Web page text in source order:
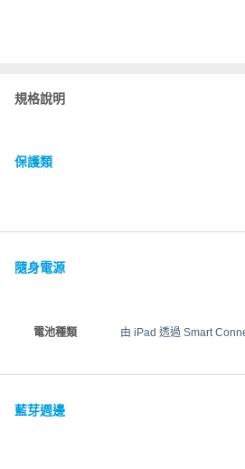
規格說明
保護類
隨身電源
電池種類 由 iPad 透過 Smart
藍芽週邊